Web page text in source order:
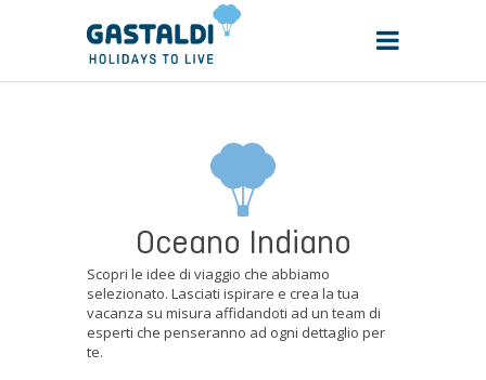
Oceano Indiano
Scopri le idee di viaggio che abbiamo
selezionato. Lasciati ispirare e crea la tua
vacanza su misura affidandoti ad un team di
esperti che penseranno ad ogni dettaglio per
te.